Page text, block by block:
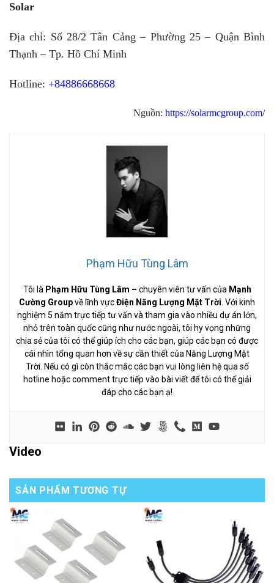
Solar
Địa chỉ: Số 28/2 Tân Cảng – Phường 25 – Quận Bình
Thạnh – Tp. Hồ Chí Minh
Hotline: +84886668668
Nguồn: https://solarmcgroup.com/
Phạm Hữu Tùng Lâm
Tôi là Phạm Hữu Tùng Lâm – chuyên viên tư vấn của Mạnh
Cường Groupvề lĩnh vựcĐiện Năng Lượng Mặt Trời. Với kinh
nghiệm 5 năm trực tiếp tư vấn và tham gia vào nhiều dự án lớn,
nhỏ trên toàn quốc cũng như nước ngoài, tôi hy vọng những
chia sẻ của tôi có thể giúp ích cho các bạn, giúp các bạn có được
cái nhìn tổng quan hơn về sự cần thiết của Năng Lượng Mặt
Trời. Nếu có gì còn thắc mắc các bạn vui lòng liên hệ qua số
hotline hoặc comment trực tiếp vào bài viết để tôi có thể giải
đáp cho các bạn ạ!
Video
SẢN PHẨM TƯƠNG TỰ